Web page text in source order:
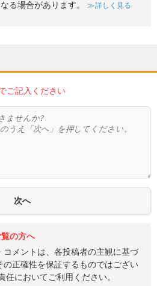
る場合があります。
詳しく見る
ご記入ください
の方へ
コメントは、各投稿者の主観に基づ
の正確性を保証するものではござい
任においてご利用ください。